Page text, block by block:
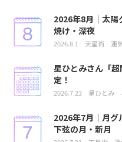
2026年8月｜太陽
焼け・深夜
2026.8.1 天星術 運
星ひとみさん「
定！
2026.7.23 星ひとみ
2026年7月｜月グ
下弦の月・新月